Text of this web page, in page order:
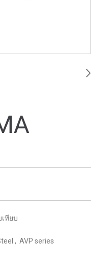
เทียบ
, AVP series